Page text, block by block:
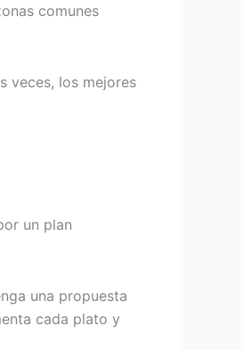
comunes
veces, los mejores
un plan
una propuesta
cada plato y